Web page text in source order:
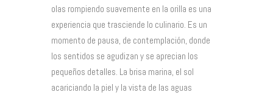
olas rompiendo suavemente en la orilla es una
experiencia que trasciende lo culinario. Es un
momento de pausa, de contemplación, donde
los sentidos se agudizan y se aprecian los
pequeños detalles. La brisa marina, el sol
acariciando la piel y la vista de las aguas